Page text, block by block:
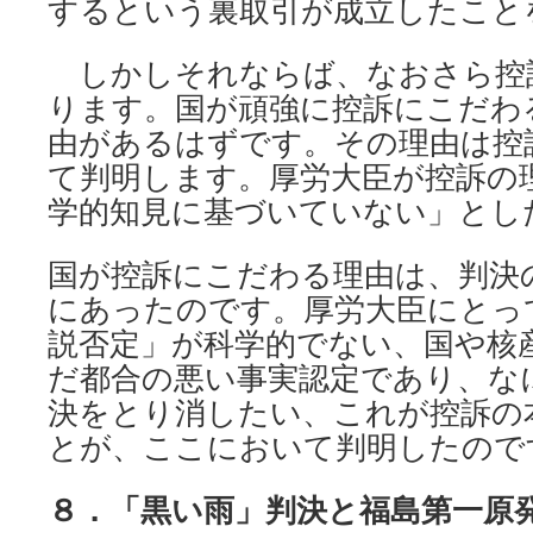
するという裏取引が成立したこ
しかしそれならば、なおさら
ります。国が頑強に控訴にこだ
由があるはずです。その理由は
て判明します。厚労大臣が控訴の
学的知見に基づいていない」と
国が控訴にこだわる理由は、判決
にあったのです。厚労大臣にとっ
説否定」が科学的でない、国や
だ都合の悪い事実認定であり、
決をとり消したい、これが控訴
とが、ここにおいて判明したの
８．「黒い雨」判決と福島第一原